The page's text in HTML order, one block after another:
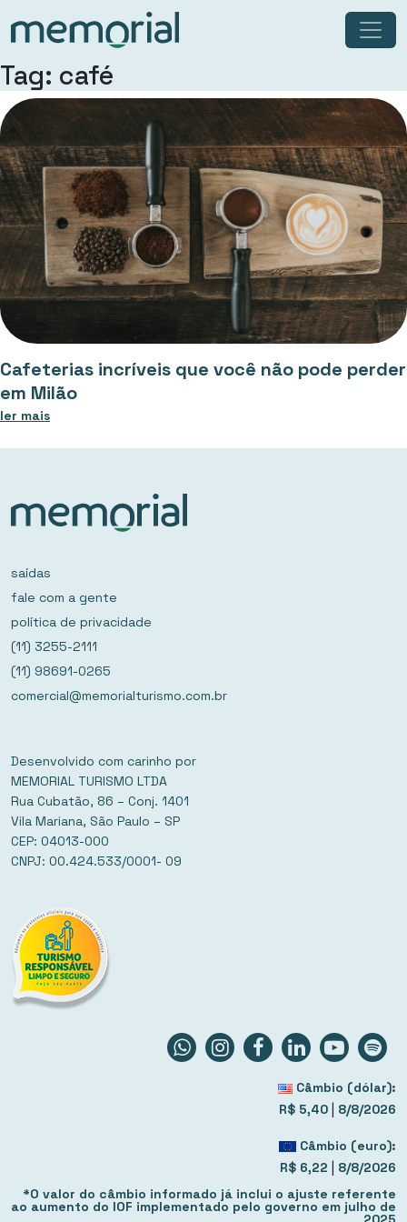
Tag: café
Cafeterias incríveis que você não pode perder
em Milão
ler mais
saídas
fale com a gente
política de privacidade
(11) 3255-2111
(11) 98691-0265
comercial@memorialturismo.com.br
Desenvolvido com carinho por
MEMORIAL TURISMO LTDA
Rua Cubatão, 86 – Conj. 1401
Vila Mariana, São Paulo – SP
CEP: 04013-000
CNPJ: 00.424.533/0001- 09
Câmbio (dólar):
R$ 5,40 | 8/8/2026
Câmbio (euro):
R$ 6,22 | 8/8/2026
*O valor do câmbio informado já inclui o ajuste referente
ao aumento do IOF implementado pelo governo em julho de